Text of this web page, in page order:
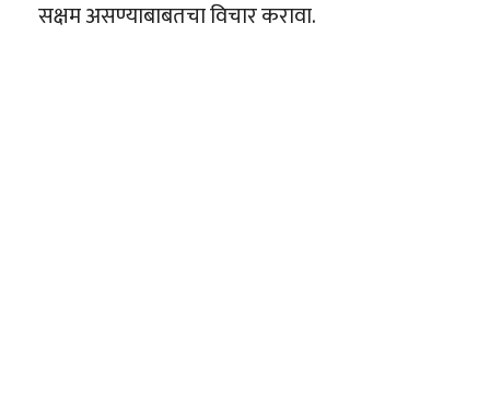
सक्षम असण्याबाबतचा विचार करावा.